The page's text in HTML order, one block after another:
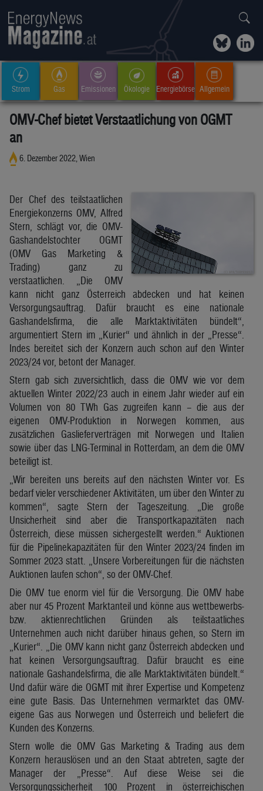
Strom Gas Emissionen Ökologie Energiebörse Allgemein
OMV-Chef bietet Verstaatlichung von OGMT
an
6. Dezember 2022, Wien
Der Chef des teilstaatlichen
Energiekonzerns OMV, Alfred
Stern, schlägt vor, die OMV-
Gashandelstochter OGMT
(OMV Gas Marketing &
Trading) ganz zu
verstaatlichen. „Die OMV
kann nicht ganz Österreich abdecken und hat keinen
Versorgungsauftrag. Dafür braucht es eine nationale
Gashandelsfirma, die alle Marktaktivitäten bündelt“,
argumentiert Stern im „Kurier“ und ähnlich in der „Presse“.
Indes bereitet sich der Konzern auch schon auf den Winter
2023/24 vor, betont der Manager.
Stern gab sich zuversichtlich, dass die OMV wie vor dem
aktuellen Winter 2022/23 auch in einem Jahr wieder auf ein
Volumen von 80 TWh Gas zugreifen kann – die aus der
eigenen OMV-Produktion in Norwegen kommen, aus
zusätzlichen Gaslieferverträgen mit Norwegen und Italien
sowie über das LNG-Terminal in Rotterdam, an dem die OMV
beteiligt ist.
„Wir bereiten uns bereits auf den nächsten Winter vor. Es
bedarf vieler verschiedener Aktivitäten, um über den Winter zu
kommen“, sagte Stern der Tageszeitung. „Die große
Unsicherheit sind aber die Transportkapazitäten nach
Österreich, diese müssen sichergestellt werden.“ Auktionen
für die Pipelinekapazitäten für den Winter 2023/24 finden im
Sommer 2023 statt. „Unsere Vorbereitungen für die nächsten
Auktionen laufen schon“, so der OMV-Chef.
Die OMV tue enorm viel für die Versorgung. Die OMV habe
aber nur 45 Prozent Marktanteil und könne aus wettbewerbs-
bzw. aktienrechtlichen Gründen als teilstaatliches
Unternehmen auch nicht darüber hinaus gehen, so Stern im
„Kurier“. „Die OMV kann nicht ganz Österreich abdecken und
hat keinen Versorgungsauftrag. Dafür braucht es eine
nationale Gashandelsfirma, die alle Marktaktivitäten bündelt.“
Und dafür wäre die OGMT mit ihrer Expertise und Kompetenz
eine gute Basis. Das Unternehmen vermarktet das OMV-
eigene Gas aus Norwegen und Österreich und beliefert die
Kunden des Konzerns.
Stern wolle die OMV Gas Marketing & Trading aus dem
Konzern herauslösen und an den Staat abtreten, sagte der
Manager der „Presse“. Auf diese Weise sei die
Versorgungssicherheit 100 Prozent in österreichischen